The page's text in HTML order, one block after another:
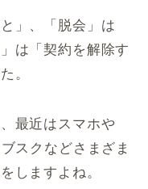
」、「脱会」は
は「契約を解除す
。
最近はスマホや
スクなどさまざま
しますよね。